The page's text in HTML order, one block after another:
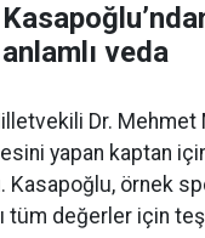
veda
Dr. Mehmet
yapan kaptan
Kasapoğlu, örnek
tüm değerler için